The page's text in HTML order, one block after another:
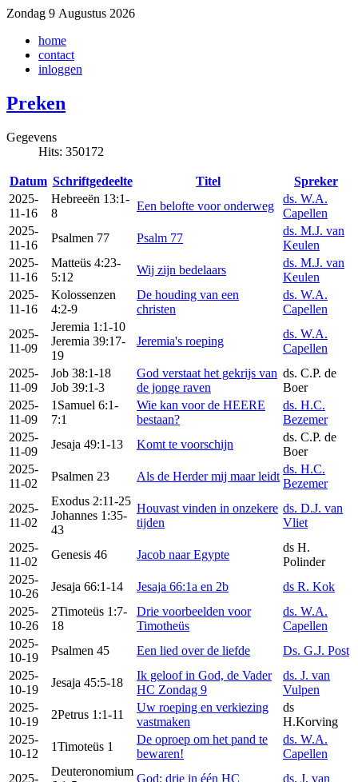
Zondag 9 Augustus 2026
home
contact
inloggen
Preken
Gegevens
Hits: 350172
Datum Schriftgedeelte Titel
Spreker
2025-
11-16
Hebreeën 13:1-
8
Een belofte voor onderweg
ds. W.A.
Capellen
2025-
11-16
Psalmen 77 Psalm 77
ds. M.J. van
Keulen
2025-
11-16
Matteüs 4:23-
5:12
Wij zijn bedelaars
ds. M.J. van
Keulen
2025-
11-16
Kolossenzen
4:2-9
De houding van een
christen
ds. W.A.
Capellen
2025-
11-09
Jeremia 1:1-10
Jeremia 39:17-
19
Jeremia's roeping
ds. W.A.
Capellen
2025-
11-09
Job 38:1-18
Job 39:1-3
God verstaat het gekrijs van
de jonge raven
ds. C.P. de
Boer
2025-
11-09
1Samuel 6:1-
7:1
Wie kan voor de HEERE
bestaan?
ds. H.C.
Bezemer
2025-
11-09
Jesaja 49:1-13 Komt te voorschijn
ds. C.P. de
Boer
2025-
11-02
Psalmen 23 Als de Herder mij maar leidt
ds. H.C.
Bezemer
2025-
11-02
Exodus 2:11-25
Johannes 1:35-
43
Houvast vinden in onzekere
tijden
ds. D.J. van
Vliet
2025-
11-02
Genesis 46 Jacob naar Egypte
ds H.
Polinder
2025-
10-26
Jesaja 66:1-14 Jesaja 66:1a en 2b
ds R. Kok
2025-
10-26
2Timoteüs 1:7-
18
Drie voorbeelden voor
Timotheüs
ds. W.A.
Capellen
2025-
10-19
Psalmen 45 Een lied over de liefde
Ds. G.J. Post
2025-
10-19
Jesaja 45:5-18
Ik geloof in God, de Vader
HC Zondag 9
ds. J. van
Vulpen
2025-
10-19
2Petrus 1:1-11
Uw roeping en verkiezing
vastmaken
ds
H.Korving
2025-
10-12
1Timoteüs 1
De oproep om het pand te
bewaren!
ds. W.A.
Capellen
2025-
Deuteronomium
God: drie in één HC
ds. J. van